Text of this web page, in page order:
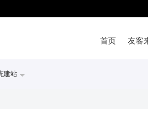
首页 友客
建站